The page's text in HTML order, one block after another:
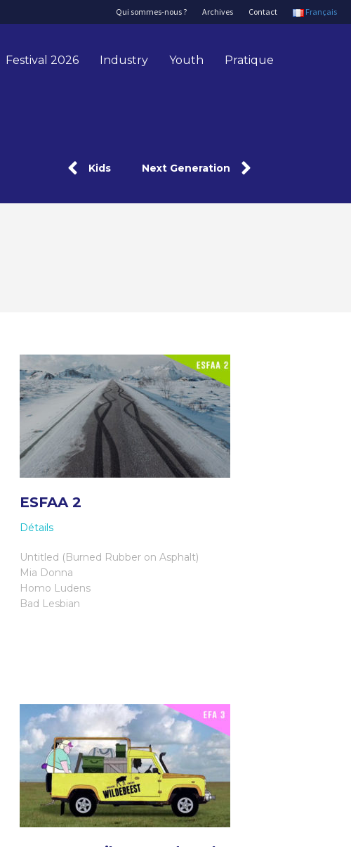
Qui sommes-nous ? Archives Contact Français
Festival 2026 Industry Youth Pratique
Kids Next Generation
ESFAA 2
Détails
Untitled (Burned Rubber on Asphalt)
Mia Donna
Homo Ludens
Bad Lesbian